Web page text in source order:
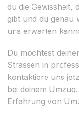
du die Gewissheit,
gibt und du genau
uns erwarten
Du möchtest
Strassen in
kontaktiere uns
bei deinem
Erfahrung von